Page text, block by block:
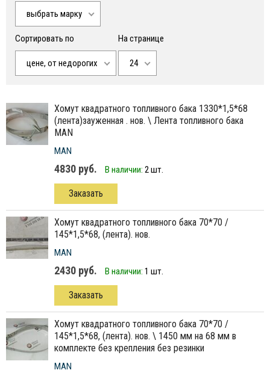
выбрать марку
Сортировать по
цене, от недорогих
На странице
24
хомут квадратного топливного бака 1330*1,5*68
(лента)зауженная . нов. \ Лента топливного бака
MAN
MAN
4830 руб. В наличии: 2 шт.
Заказать
хомут квадратного топливного бака 70*70 /
145*1,5*68, (лента). нов.
MAN
2430 руб. В наличии: 1 шт.
Заказать
хомут квадратного топливного бака 70*70 /
145*1,5*68, (лента). нов. \ 1450 мм на 68 мм в
комплекте без крепления без резинки
MAN